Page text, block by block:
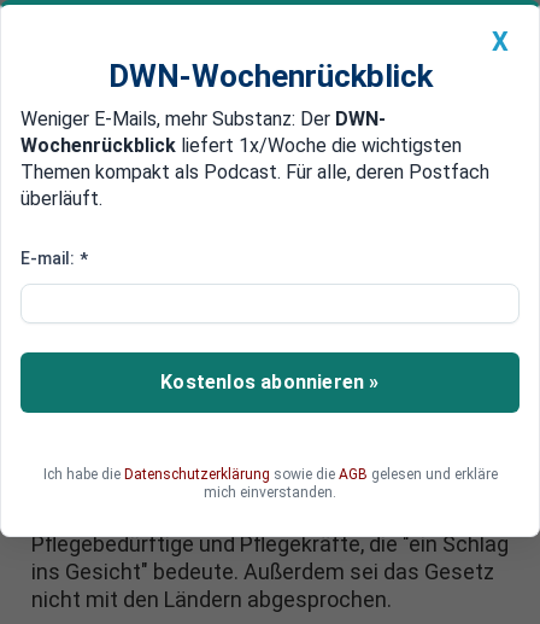
Newsticker MEIN DWN: Geldanlage Premium
Edelmetalle DWN-Magazin China
"Ein reines Belastungspaket":
Pflegereform - "erschüttert und
teurer macht. Nun erhält Warken starken
Pflegebedürftige und Pflegekräfte, die "ein Schlag
ins Gesicht" bedeute. Außerdem sei das Gesetz
nicht mit den Ländern abgesprochen.
X
DWN-Wochenrückblick
Weniger E-Mails, mehr Substanz: Der DWN-
Wochenrückblick liefert 1x/Woche die wichtigsten
Themen kompakt als Podcast. Für alle, deren Postfach
überläuft.
E-mail: *
Kostenlos abonnieren »
Ich habe die Datenschutzerklärung sowie die AGB gelesen und erkläre
mich einverstanden.